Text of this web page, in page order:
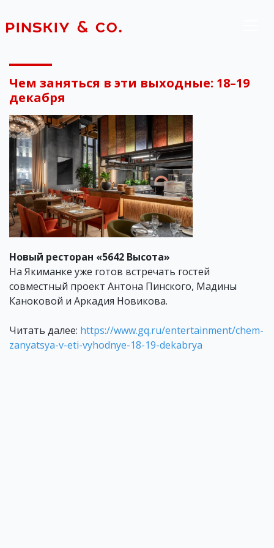
Чем заняться в эти выходные: 18–19
декабря
Новый ресторан «5642 Высота»
На Якиманке уже готов встречать гостей
совместный проект Антона Пинского, Мадины
Каноковой и Аркадия Новикова.
Читать далее: https://www.gq.ru/entertainment/chem-
zanyatsya-v-eti-vyhodnye-18-19-dekabrya